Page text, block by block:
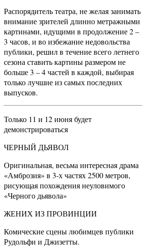
Распорядитель театра, не желая занимать
внимание зрителей длинно метражными
картинами, идущими в продолжение 2 –
3 часов, и во избежание недовольства
публики, решил в течение всего летнего
сезона ставить картины размером не
больше 3 – 4 частей в каждой, выбирая
только лучшие из самых последних
выпусков.
Только 11 и 12 июня будет
демонстрироваться
ЧЕРНЫЙ ДЬЯВОЛ
Оригинальная, весьма интересная драма
«Амброзия» в 3-х частях 2500 метров,
рисующая похождения неуловимого
«Черного дьявола»
ЖЕНИХ ИЗ ПРОВИНЦИИ
Комические сцены любимцев публики
Рудольфи и Джизетты.